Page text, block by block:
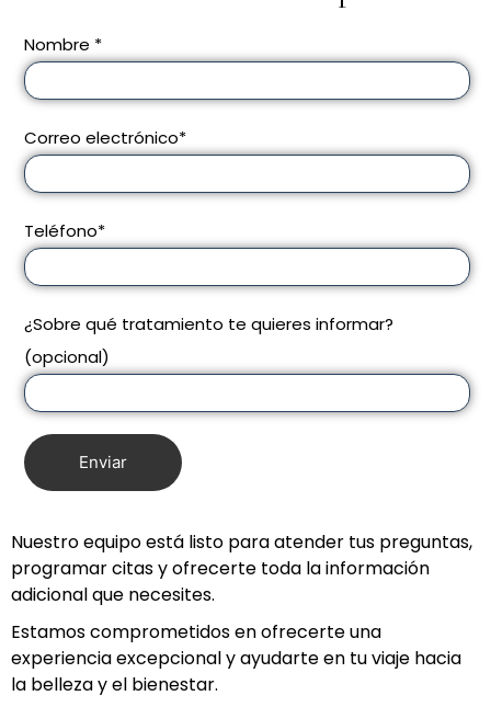
Nombre *
Correo electrónico*
Teléfono*
¿Sobre qué tratamiento te quieres informar?
(opcional)
Nuestro equipo está listo para atender tus preguntas,
programar citas y ofrecerte toda la información
adicional que necesites.
Estamos comprometidos en ofrecerte una
experiencia excepcional y ayudarte en tu viaje hacia
la belleza y el bienestar.